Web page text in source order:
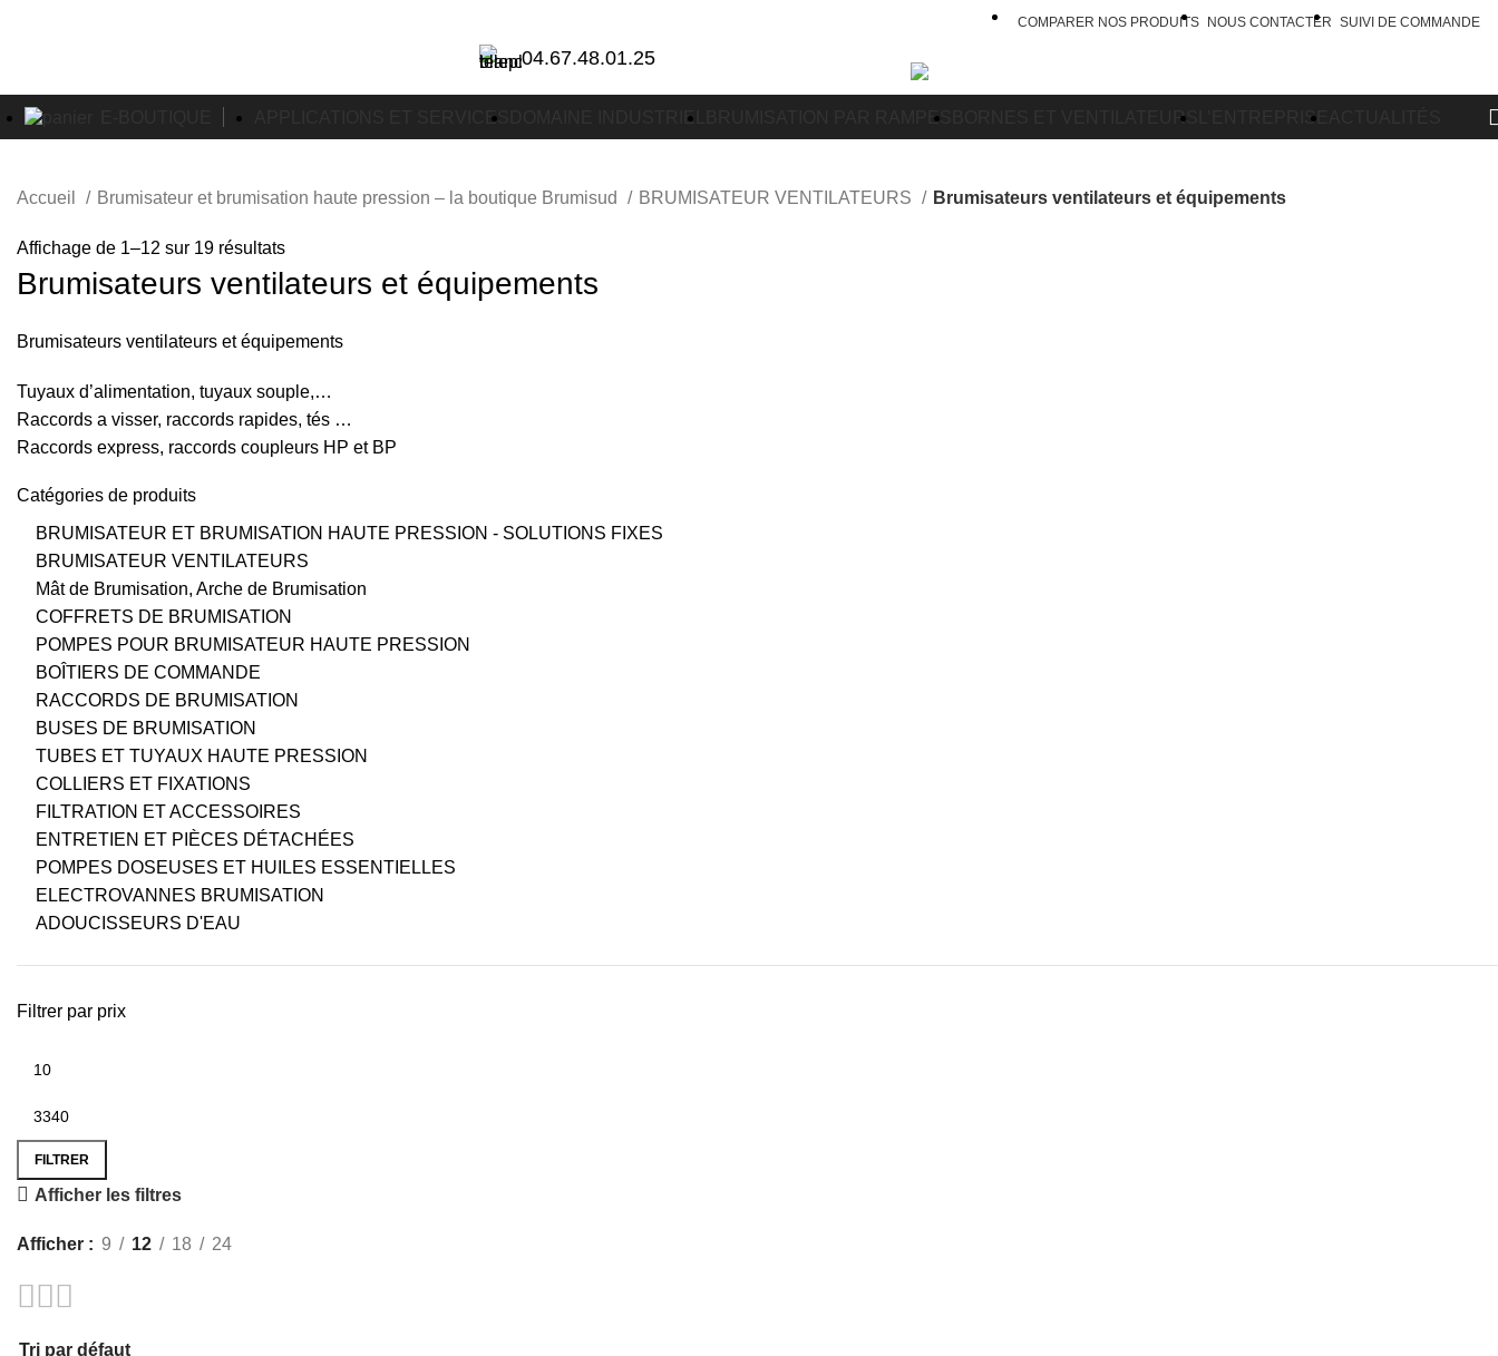
COMPARER NOS PRODUITS NOUS CONTACTER SUIVI DE COMMANDE
04.67.48.01.25
APPLICATIONS ET SERVICES DOMAINE INDUSTRIEL BRUMISATION PAR RAMPES BORNES ET VENTILATEURS L’ENTREPRISE
Accueil Brumisateur et brumisation haute pression – la boutique Brumisud BRUMISATEUR VENTILATEURS Brumisateurs ventilateurs et équipements
Affichage de 1–12 sur 19 résultats
Brumisateurs ventilateurs et équipements
Brumisateurs ventilateurs et équipements
Tuyaux d’alimentation, tuyaux souple,…
Raccords a visser, raccords rapides, tés …
Raccords express, raccords coupleurs HP et BP
Catégories de produits
BRUMISATEUR ET BRUMISATION HAUTE PRESSION - SOLUTIONS FIXES
BRUMISATEUR VENTILATEURS
Mât de Brumisation, Arche de Brumisation
COFFRETS DE BRUMISATION
POMPES POUR BRUMISATEUR HAUTE PRESSION
BOÎTIERS DE COMMANDE
RACCORDS DE BRUMISATION
BUSES DE BRUMISATION
TUBES ET TUYAUX HAUTE PRESSION
COLLIERS ET FIXATIONS
FILTRATION ET ACCESSOIRES
ENTRETIEN ET PIÈCES DÉTACHÉES
POMPES DOSEUSES ET HUILES ESSENTIELLES
ELECTROVANNES BRUMISATION
ADOUCISSEURS D'EAU
Filtrer par prix
Prix min
Prix max
FILTRER
Afficher les filtres
Afficher 9 12 18 24